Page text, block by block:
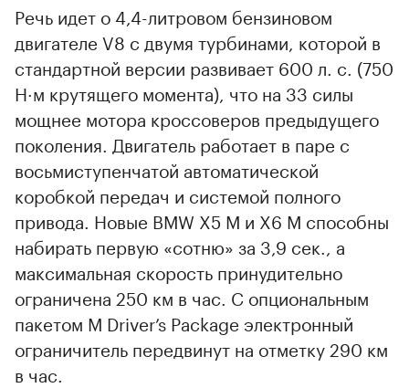
Речь идет о 4,4-литровом бензиновом
двигателе V8 с двумя турбинами, которой в
стандартной версии развивает 600 л. с. (750
Н·м крутящего момента), что на 33 силы
мощнее мотора кроссоверов предыдущего
поколения. Двигатель работает в паре с
восьмиступенчатой автоматической
коробкой передач и системой полного
привода. Новые BMW X5 M и X6 M способны
набирать первую «сотню» за 3,9 сек., а
максимальная скорость принудительно
ограничена 250 км в час. С опциональным
пакетом M Driver’s Package электронный
ограничитель передвинут на отметку 290 км
в час.